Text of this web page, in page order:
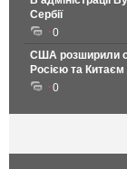
Сербії
0
США розширили
Росією та Китаєм
0